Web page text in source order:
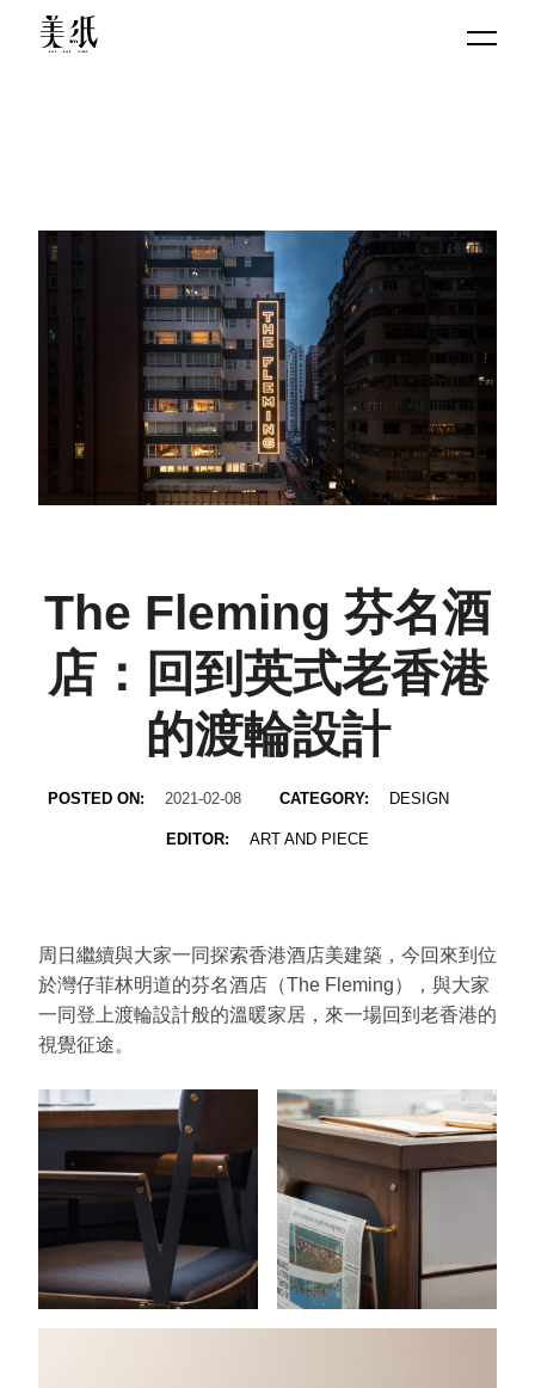
The Fleming 芬名酒
店：回到英式老香港
的渡輪設計
POSTED ON: 2021-02-08 CATEGORY: DESIGN
EDITOR: ART AND PIECE
周日繼續與大家一同探索香港酒店美建築，今回來到位
於灣仔菲林明道的芬名酒店（The Fleming），與大家
一同登上渡輪設計般的溫暖家居，來一場回到老香港的
視覺征途。